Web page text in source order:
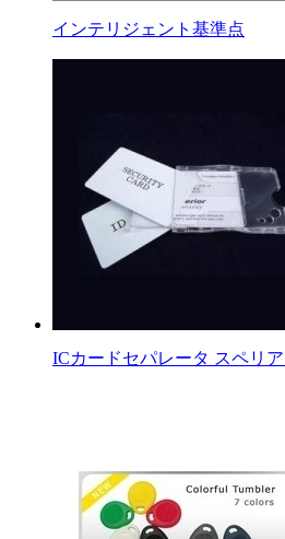
インテリジェント基準点
ICカードセパレータ スペリア